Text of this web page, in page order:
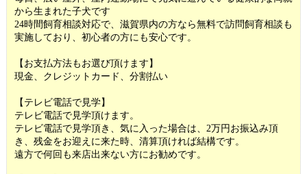
から生まれた子犬です
24時間飼育相談対応で、滋賀県内の方なら無料で訪問飼育相談も
実施しており、初心者の方にも安心です。
【お支払方法もお選び頂けます】
現金、クレジットカード、分割払い
【テレビ電話で見学】
テレビ電話で見学頂けます。
テレビ電話で見学頂き、気に入った場合は、2万円お振込み頂
き、残金をお迎えに来た時、清算頂ければ結構です。
遠方で何回も来店出来ない方にお勧めです。